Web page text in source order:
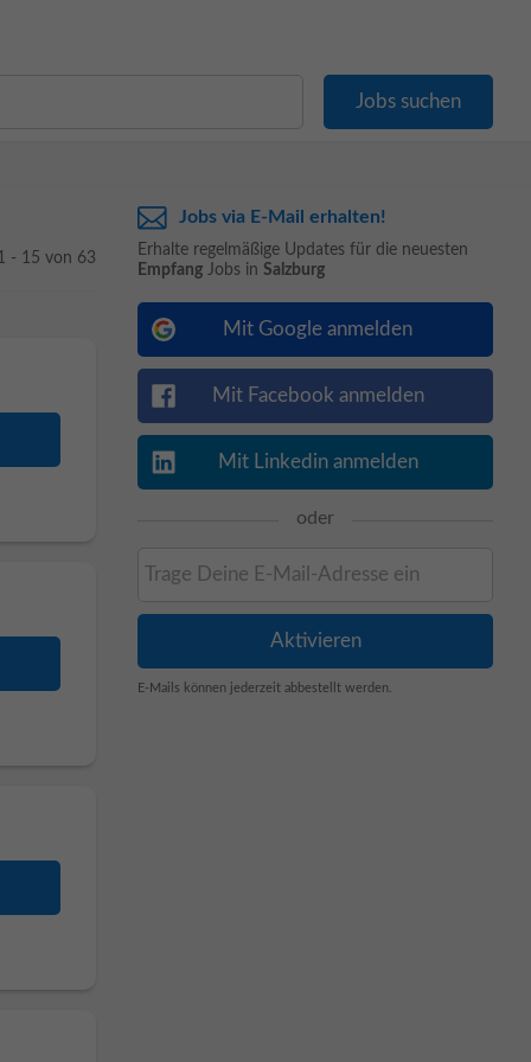
- 15 von 63
Jobs via E-Mail erhalten!
Erhalte regelmäßige Updates für die neuesten
Empfang Jobs in Salzburg
Mit Google anmelden
Mit Facebook anmelden
Mit Linkedin anmelden
oder
E-Mails können jederzeit abbestellt werden.